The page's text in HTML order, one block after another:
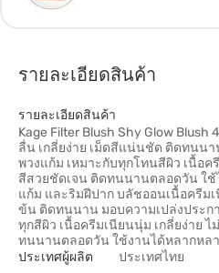
รายละเอียดสินค้า
รายละเอียดสินค้า
Kage Filter Blush Shy Glow
ลื่น เกลี่ยง่าย เม็ดสีแน่นชัด ติดทนน
พวงแก้ม เหมาะกับทุกโทนสีผิว เนื้อค
สีสวยชัดเจน ติดทนนานตลอดวัน ใช้
แก้ม และริมฝีปาก บลัชออนเนื้อครีม
ข้น ติดทนนาน มอบความเปล่งประก
ทุกสีผิว เนื้อครีมเนียนนุ่ม เกลี่ยง่าย
ทนนานตลอดวัน ใช้งานได้หลากหล
ประเทศผู้ผลิต
ประเทศไทย